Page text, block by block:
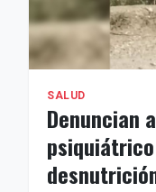
SALUD
Denuncian